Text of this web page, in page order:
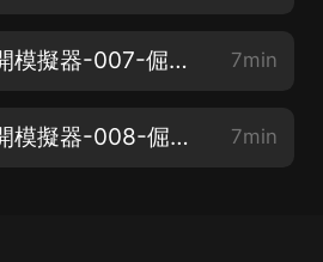
博士的人生重新開模擬器-007-倔強的小鹿（上） 7min
博士的人生重新開模擬器-008-倔強的小鹿（下） 7min